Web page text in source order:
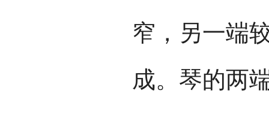
窄，另一端
成。琴的两